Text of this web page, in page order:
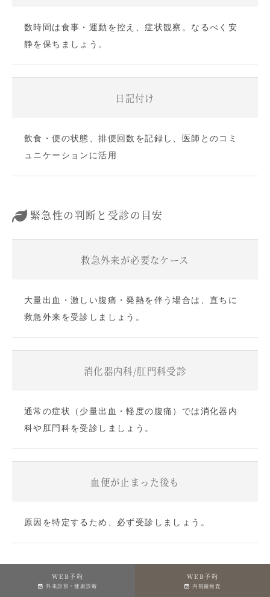
WEB予約
外来診察・健康診断
WEB予約
内視鏡検査
数時間は食事・運動を控え、症状観察。なるべく安
静を保ちましょう。
日記付け
飲食・便の状態、排便回数を記録し、医師とのコミ
ュニケーションに活用
緊急性の判断と受診の目安
救急外来が必要なケース
大量出血・激しい腹痛・発熱を伴う場合は、直ちに
救急外来を受診しましょう。
消化器内科/肛門科受診
通常の症状（少量出血・軽度の腹痛）では消化器内
科や肛門科を受診しましょう。
血便が止まった後も
原因を特定するため、必ず受診しましょう。